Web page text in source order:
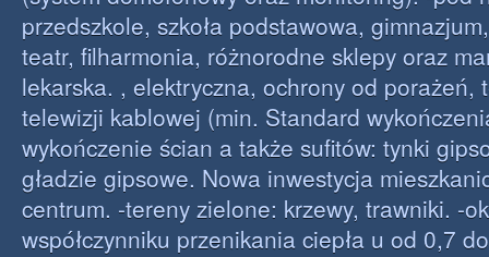
przedszkole, szkoła podstawowa,
teatr, filharmonia, różnorodne sklepy oraz
lekarska. , elektryczna, ochrony od porażeń,
telewizji kablowej (min. Standard
wykończenie ścian a także sufitów: tynki
gładzie gipsowe. Nowa inwestycja
centrum. -tereny zielone: krzewy, trawniki. -
współczynniku przenikania ciepła u od 0,7